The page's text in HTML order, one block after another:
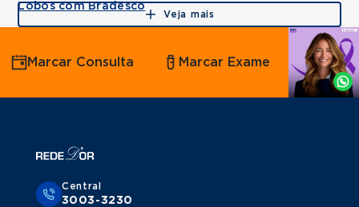
Lobos com Bradesco
Veja mais
Agende
por
Whatsapp
Marcar Consulta Marcar Exame
Central
3003-3230